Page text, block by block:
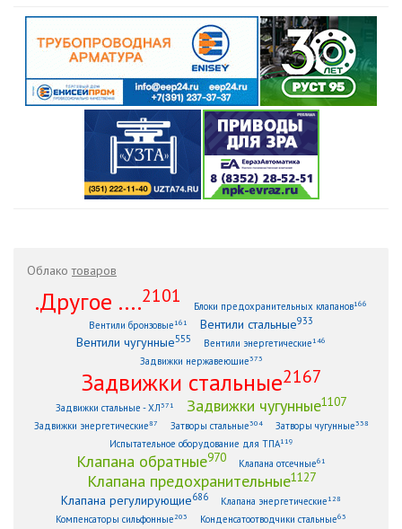
Облакотоваров
.Другое ....2101
Блоки предохранительных клапанов166
Вентили бронзовые161 Вентили стальные933
Вентили чугунные555 Вентили энергетические146
Задвижки нержавеющие373
Задвижки стальные2167
Задвижки стальные - ХЛ371 Задвижки чугунные1107
Задвижки энергетические87 Затворы стальные304 Затворы чугунные338
Испытательное оборудование для ТПА119
Клапана обратные970 Клапана отсечные61
Клапана предохранительные1127
Клапана регулирующие686 Клапана энергетические128
Компенсаторы сильфонные203 Конденсатоотводчики стальные63